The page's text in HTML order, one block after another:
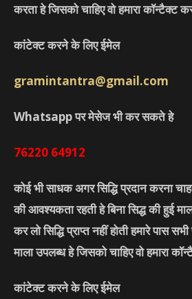
करता हे जिसको चाहिए वो हमारा कॉन्टैक्ट
कांटेक्ट करने के लिए ईमेल
gramintantra@gmail.com
Whatsapp पर मेसेज भी कर सकते हे
76220 64912
कोई भी साधक अगर सिद्धि प्रदान करना
की आवश्यकता रहती हे बिना सिद्ध की हुई
कर लो सिद्धि प्राप्त नहीं होती हमारे पास
माला उपलब्ध हे जिसको चाहिए वो हमारा
कांटेक्ट करने के लिए ईमेल